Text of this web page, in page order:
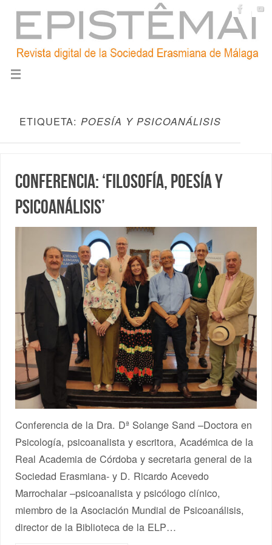
ETIQUETA: POESÍA Y PSICOANÁLISIS
Conferencia: ‘Filosofía, poesía y
psicoanálisis’
Conferencia de la Dra. Dª Solange Sand –Doctora en
Psicología, psicoanalista y escritora, Académica de la
Real Academia de Córdoba y secretaria general de la
Sociedad Erasmiana- y D. Ricardo Acevedo
Marrochalar –psicoanalista y psicólogo clínico,
miembro de la Asociación Mundial de Psicoanálisis,
director de la Biblioteca de la ELP…